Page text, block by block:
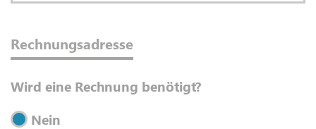
Rechnungsadresse
Wird eine Rechnung benötigt?
Nein